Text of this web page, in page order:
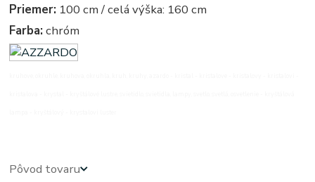
Priemer: 100 cm / celá výška: 160 cm
Farba: chróm
Pôvod tovaru